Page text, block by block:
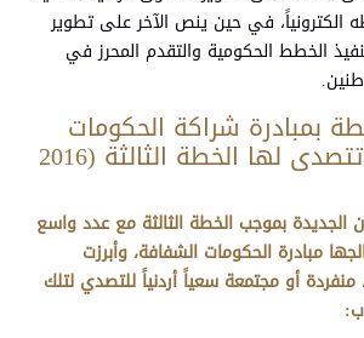
الكترونياً، في حين ينص الآخر على تطوير
الخطط الحكومية والتقدم المحرز في
بمبادرة شراكة الحكومات
الشفافة التي تتصدى لها الخطة الثالثة (2016
الجديدة بموجب الخطة الثالثة مع عدد واسع
مبادرة الحكومات الشفافة، وأبرزت
منفردة أو مجتمعة سعياً أردنياً للتصدي لتلك
ب: